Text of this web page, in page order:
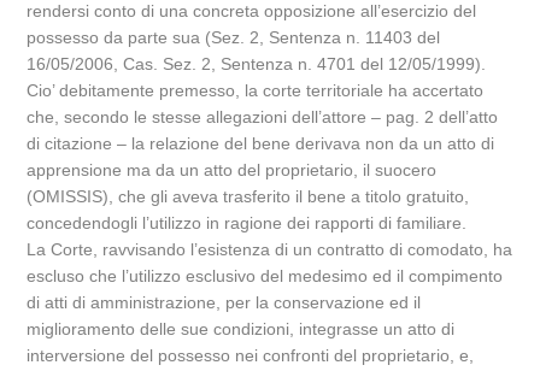
rendersi conto di una concreta opposizione all’esercizio del
possesso da parte sua (Sez. 2, Sentenza n. 11403 del
16/05/2006, Cas. Sez. 2, Sentenza n. 4701 del 12/05/1999).
Cio’ debitamente premesso, la corte territoriale ha accertato
che, secondo le stesse allegazioni dell’attore – pag. 2 dell’atto
di citazione – la relazione del bene derivava non da un atto di
apprensione ma da un atto del proprietario, il suocero
(OMISSIS), che gli aveva trasferito il bene a titolo gratuito,
concedendogli l’utilizzo in ragione dei rapporti di familiare.
La Corte, ravvisando l’esistenza di un contratto di comodato, ha
escluso che l’utilizzo esclusivo del medesimo ed il compimento
di atti di amministrazione, per la conservazione ed il
miglioramento delle sue condizioni, integrasse un atto di
interversione del possesso nei confronti del proprietario, e,